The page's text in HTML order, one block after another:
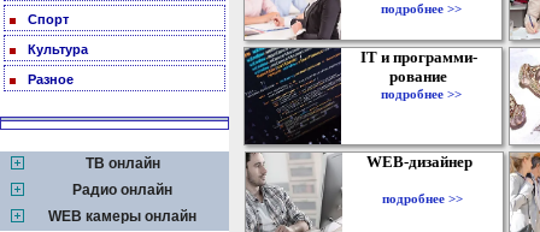
Спорт
Культура
Разное
ТВ онлайн
Радио онлайн
WEB камеры онлайн
подробнее >>
IT и программи-
рование
подробнее >>
WEB-дизайнер
подробнее >>